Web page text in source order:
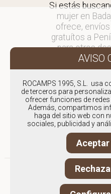
Si estás
mujer en
ofrece,
gratuítos a
para otros
en
Los envíos a
entre semana
menos de 48
realizados en
producto se
ROCAMPS 1995, S.L. usa
de terceros para
ofrecer funciones de
Además, compartimos
haga del sitio web con
sociales, publicidad y